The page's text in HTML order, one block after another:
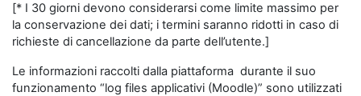
[* I 30 giorni devono considerarsi come limite massimo per
la conservazione dei dati; i termini saranno ridotti in caso di
richieste di cancellazione da parte dell’utente.]
Le informazioni raccolti dalla piattaforma durante il suo
funzionamento “log files applicativi (Moodle)” sono utilizzati